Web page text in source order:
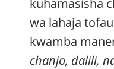
kuhamasisha
wa lahaja
kwamba
chanjo, dalili,